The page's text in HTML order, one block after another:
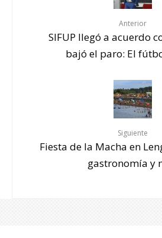
Anterior
SIFUP llegó a acuerdo
bajó el paro: El
Siguiente
Fiesta de la Macha en
gastronomía y